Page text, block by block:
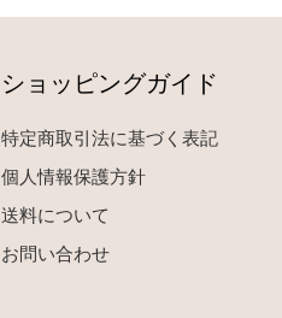
ショッピングガイド
特定商取引法に基づく表記
個人情報保護方針
送料について
お問い合わせ